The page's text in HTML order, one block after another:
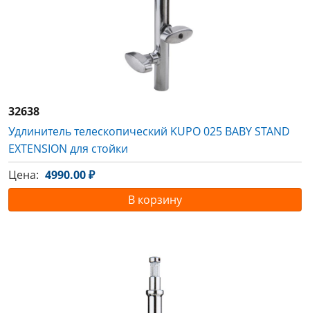
32638
Удлинитель телескопический KUPO 025 BABY STAND
EXTENSION для стойки
Цена: 4990.00 ₽
В корзину